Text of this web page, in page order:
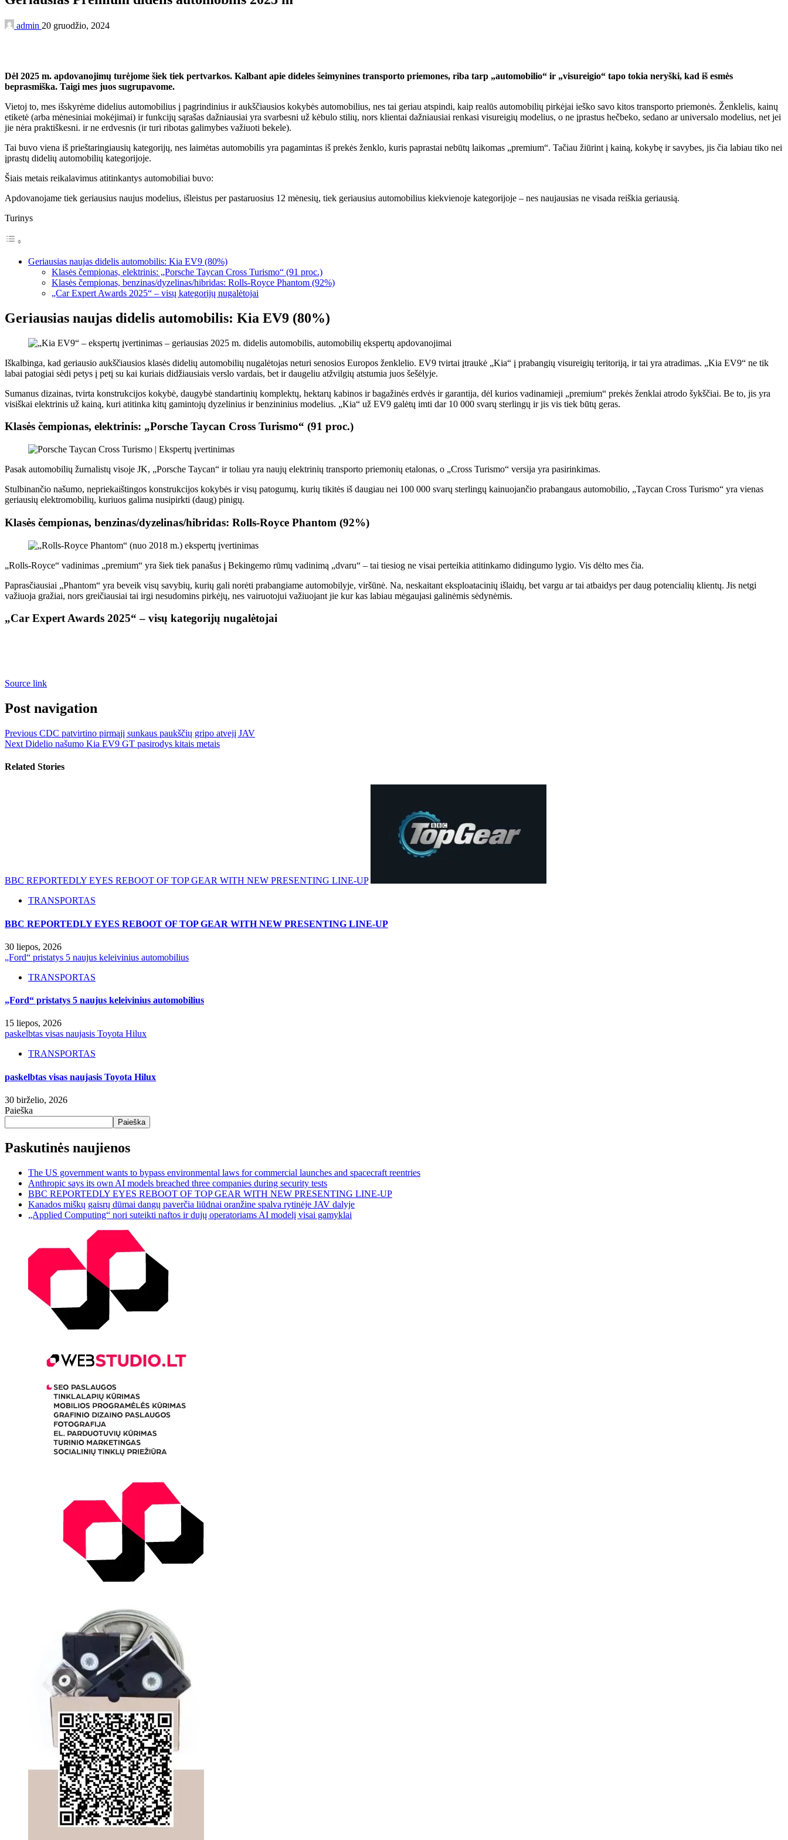
admin 20 gruodžio, 2024
Dėl 2025 m. apdovanojimų turėjome šiek tiek pertvarkos. Kalbant apie dideles šeimynines transporto priemones, riba tarp „automobilio“ ir „visureigio“ tapo tokia neryški, kad iš esmės
beprasmiška. Taigi mes juos sugrupavome.
Vietoj to, mes išskyrėme didelius automobilius į pagrindinius ir aukščiausios kokybės automobilius, nes tai geriau atspindi, kaip realūs automobilių pirkėjai ieško savo kitos transporto priemonės. Ženklelis, kainų
etiketė (arba mėnesiniai mokėjimai) ir funkcijų sąrašas dažniausiai yra svarbesni už kėbulo stilių, nors klientai dažniausiai renkasi visureigių modelius, o ne įprastus hečbeko, sedano ar universalo modelius, net jei
jie nėra praktiškesni. ir ne erdvesnis (ir turi ribotas galimybes važiuoti bekele).
Tai buvo viena iš prieštaringiausių kategorijų, nes laimėtas automobilis yra pagamintas iš prekės ženklo, kuris paprastai nebūtų laikomas „premium“. Tačiau žiūrint į kainą, kokybę ir savybes, jis čia labiau tiko nei
įprastų didelių automobilių kategorijoje.
Šiais metais reikalavimus atitinkantys automobiliai buvo:
Apdovanojame tiek geriausius naujus modelius, išleistus per pastaruosius 12 mėnesių, tiek geriausius automobilius kiekvienoje kategorijoje – nes naujausias ne visada reiškia geriausią.
Turinys
Geriausias naujas didelis automobilis: Kia EV9 (80%)
Klasės čempionas, elektrinis: „Porsche Taycan Cross Turismo“ (91 proc.)
Klasės čempionas, benzinas/dyzelinas/hibridas: Rolls-Royce Phantom (92%)
„Car Expert Awards 2025“ – visų kategorijų nugalėtojai
Geriausias naujas didelis automobilis: Kia EV9 (80%)
Iškalbinga, kad geriausio aukščiausios klasės didelių automobilių nugalėtojas neturi senosios Europos ženklelio. EV9 tvirtai įtraukė „Kia“ į prabangių visureigių teritoriją, ir tai yra atradimas. „Kia EV9“ ne tik
labai patogiai sėdi petys į petį su kai kuriais didžiausiais verslo vardais, bet ir daugeliu atžvilgių atstumia juos šešėlyje.
Sumanus dizainas, tvirta konstrukcijos kokybė, daugybė standartinių komplektų, hektarų kabinos ir bagažinės erdvės ir garantija, dėl kurios vadinamieji „premium“ prekės ženklai atrodo šykščiai. Be to, jis yra
visiškai elektrinis už kainą, kuri atitinka kitų gamintojų dyzelinius ir benzininius modelius. „Kia“ už EV9 galėtų imti dar 10 000 svarų sterlingų ir jis vis tiek būtų geras.
Klasės čempionas, elektrinis: „Porsche Taycan Cross Turismo“ (91 proc.)
Pasak automobilių žurnalistų visoje JK, „Porsche Taycan“ ir toliau yra naujų elektrinių transporto priemonių etalonas, o „Cross Turismo“ versija yra pasirinkimas.
Stulbinančio našumo, nepriekaištingos konstrukcijos kokybės ir visų patogumų, kurių tikitės iš daugiau nei 100 000 svarų sterlingų kainuojančio prabangaus automobilio, „Taycan Cross Turismo“ yra vienas
geriausių elektromobilių, kuriuos galima nusipirkti (daug) pinigų.
Klasės čempionas, benzinas/dyzelinas/hibridas: Rolls-Royce Phantom (92%)
„Rolls-Royce“ vadinimas „premium“ yra šiek tiek panašus į Bekingemo rūmų vadinimą „dvaru“ – tai tiesiog ne visai perteikia atitinkamo didingumo lygio. Vis dėlto mes čia.
Paprasčiausiai „Phantom“ yra beveik visų savybių, kurių gali norėti prabangiame automobilyje, viršūnė. Na, neskaitant eksploatacinių išlaidų, bet vargu ar tai atbaidys per daug potencialių klientų. Jis netgi
važiuoja gražiai, nors greičiausiai tai irgi nesudomins pirkėjų, nes vairuotojui važiuojant jie kur kas labiau mėgaujasi galinėmis sėdynėmis.
„Car Expert Awards 2025“ – visų kategorijų nugalėtojai
Source link
Post navigation
Previous CDC patvirtino pirmąjį sunkaus paukščių gripo atvejį JAV
Next Didelio našumo Kia EV9 GT pasirodys kitais metais
Related Stories
BBC REPORTEDLY EYES REBOOT OF TOP GEAR WITH NEW PRESENTING LINE-UP
TRANSPORTAS
BBC REPORTEDLY EYES REBOOT OF TOP GEAR WITH NEW PRESENTING LINE-UP
30 liepos, 2026
„Ford“ pristatys 5 naujus keleivinius automobilius
TRANSPORTAS
„Ford“ pristatys 5 naujus keleivinius automobilius
15 liepos, 2026
paskelbtas visas naujasis Toyota Hilux
TRANSPORTAS
paskelbtas visas naujasis Toyota Hilux
30 birželio, 2026
Paieška
Paieška
Paskutinės naujienos
The US government wants to bypass environmental laws for commercial launches and spacecraft reentries
Anthropic says its own AI models breached three companies during security tests
BBC REPORTEDLY EYES REBOOT OF TOP GEAR WITH NEW PRESENTING LINE-UP
Kanados miškų gaisrų dūmai dangų paverčia liūdnai oranžine spalva rytinėje JAV dalyje
„Applied Computing“ nori suteikti naftos ir dujų operatoriams AI modelį visai gamyklai